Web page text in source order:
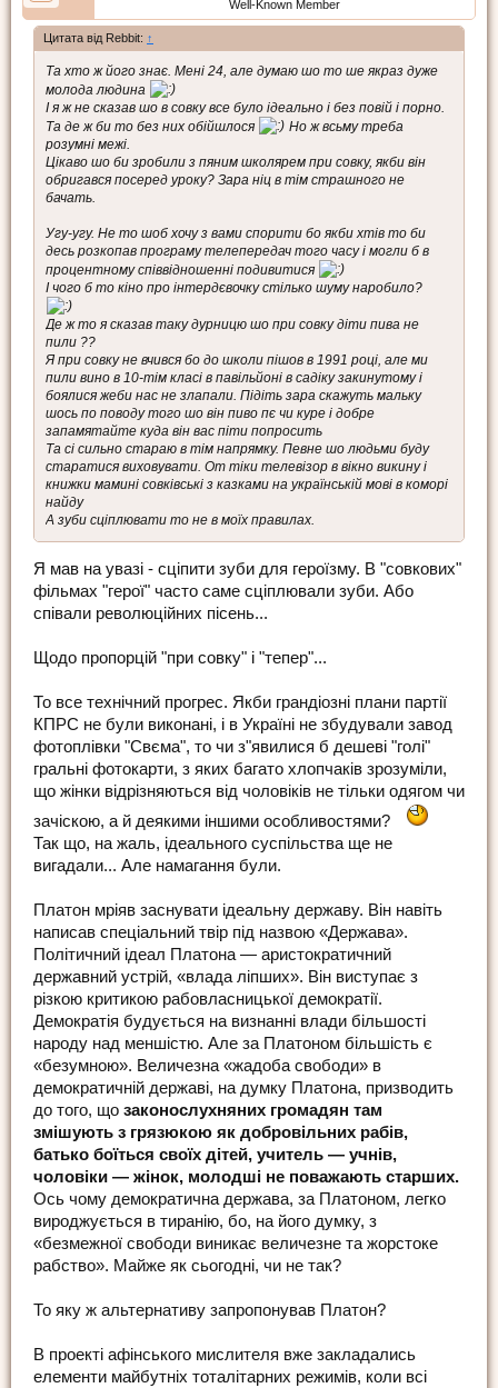
Well-Known Member
Цитата від Rebbit: ↑
Та хто ж його знає. Мені 24, але думаю шо то ше якраз дуже
молода людина
І я ж не сказав шо в совку все було ідеально і без повій і порно.
Та де ж би то без них обійшлося
Но ж всьму треба
розумні межі.
Цікаво шо би зробили з пяним школярем при совку, якби він
обригався посеред уроку? Зара ніц в тім страшного не
бачать.
Угу-угу. Не то шоб хочу з вами спорити бо якби хтів то би
десь розкопав програму телепередач того часу і могли б в
процентному співвідношенні подивитися
І чого б то кіно про інтердєвочку стілько шуму наробило?
Де ж то я сказав таку дурницю шо при совку діти пива не
пили ??
Я при совку не вчився бо до школи пішов в 1991 році, але ми
пили вино в 10-тім класі в павільйоні в садіку закинутому і
боялися жеби нас не злапали. Підіть зара скажуть мальку
шось по поводу того шо він пиво пє чи куре і добре
запамятайте куда він вас піти попросить
Та сі сильно стараю в тім напрямку. Певне шо людьми буду
старатися виховувати. От тіки телевізор в вікно викину і
книжки мамині совківські з казками на українській мові в коморі
найду
А зуби сціплювати то не в моїх правилах.
Я мав на увазі - сціпити зуби для героїзму. В "совкових"
фільмах "герої" часто саме сціплювали зуби. Або
співали революційних пісень...
Щодо пропорцій "при совку" і "тепер"...
То все технічний прогрес. Якби грандіозні плани партії
КПРС не були виконані, і в Україні не збудували завод
фотоплівки "Свєма", то чи з"явилися б дешеві "голі"
гральні фотокарти, з яких багато хлопчаків зрозуміли,
що жінки відрізняються від чоловіків не тільки одягом чи
зачіскою, а й деякими іншими особливостями?
Так що, на жаль, ідеального суспільства ще не
вигадали... Але намагання були.
Платон мріяв заснувати ідеальну державу. Він навіть
написав спеціальний твір під назвою «Держава».
Політичний ідеал Платона — аристократичний
державний устрій, «влада ліпших». Він виступає з
різкою критикою рабовласницької демократії.
Демократія будується на визнанні влади більшості
народу над меншістю. Але за Платоном більшість є
«безумною». Величезна «жадоба свободи» в
демократичній державі, на думку Платона, призводить
до того, що законослухняних громадян там
змішують з грязюкою як добровільних рабів,
батько боїться своїх дітей, учитель — учнів,
чоловіки — жінок, молодші не поважають старших.
Ось чому демократична держава, за Платоном, легко
вироджується в тиранію, бо, на його думку, з
«безмежної свободи виникає величезне та жорстоке
рабство». Майже як сьогодні, чи не так?
То яку ж альтернативу запропонував Платон?
В проекті афінського мислителя вже закладались
елементи майбутніх тоталітарних режимів, коли всі